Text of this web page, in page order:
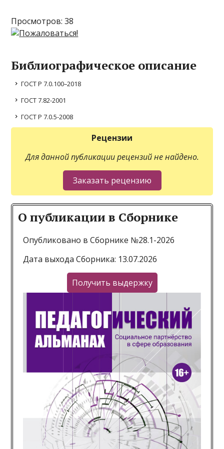
Просмотров: 38
Библиографическое описание
ГОСТ Р 7.0.100–2018
ГОСТ 7.82-2001
ГОСТ Р 7.0.5-2008
Рецензии
Для данной публикации рецензий не найдено.
О публикации в Сборнике
Опубликовано в Сборнике №28.1-2026
Дата выхода Сборника: 13.07.2026